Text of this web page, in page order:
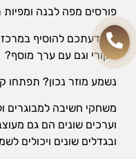
פורסים מפה לבנה ומפיות
מה דעתכם להוסיף במרכז
מקורי וגם עם ערך מוסף?
נשמע מוזר נכון?
משחקי חשיבה למבוגרים
וערכים שונים הם גם
ובגדלים שונים ויכולים